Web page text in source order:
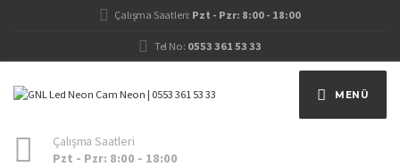
Çalışma Saatleri: Pzt - Pzr: 8:00 - 18:00
Tel No: 0553 361 53 33
MENÜ
Çalışma Saatleri
Pzt - Pzr: 8:00 - 18:00